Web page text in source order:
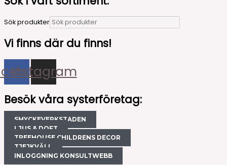
Sök produkter
Vi finns där du finns!
Instagram
Besök våra systerföretag:
SMYCKEVERKSTADEN
LJUS & DOFT
TREEHOUSE CHILDRENS DECOR
TJEJKVÄLL
INLOGGNING KONSULTWEBB